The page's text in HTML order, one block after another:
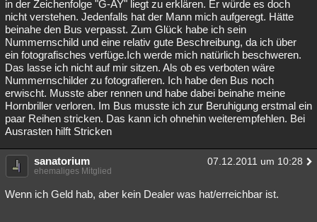
in der Zeichenfolge "G-AY" liegt zu erklären. Er würde es doch
nicht verstehen. Jedenfalls hat der Mann mich aufgeregt. Hätte
beinahe den Bus verpasst. Zum Glück habe ich sein
Nummernschild und eine relativ gute Beschreibung, da ich über
ein fotografisches verfüge.Ich werde mich natürlich beschweren.
Das lasse ich nicht auf mir sitzen. Als ob es verboten wäre
Nummernschilder zu fotografieren. Ich habe den Bus noch
erwischt. Musste aber rennen und habe dabei beinahe meine
Hornbriller verloren. Im Bus musste ich zur Beruhigung erstmal ein
paar Reihen stricken. Das kann ich ohnehin weiterempfehlen. Bei
Ausrasten hilft Stricken
sanatorium 07.12.2011 um 10:28
ehemaliges Mitglied
Wenn ich Geld hab, aber kein Dealer was hat/erreichbar ist.